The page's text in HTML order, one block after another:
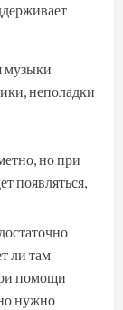
музыки
неполадки
но при
появляться,
ли там
помощи
нужно